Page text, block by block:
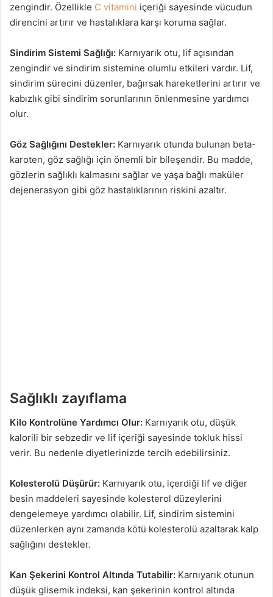
zengindir. Özellikle C vitamini içeriği sayesinde vücudun
direncini artırır ve hastalıklara karşı koruma sağlar.
Sindirim Sistemi Sağlığı: Karnıyarık otu, lif açısından
zengindir ve sindirim sistemine olumlu etkileri vardır. Lif,
sindirim sürecini düzenler, bağırsak hareketlerini artırır ve
kabızlık gibi sindirim sorunlarının önlenmesine yardımcı
olur.
Göz Sağlığını Destekler: Karnıyarık otunda bulunan beta-
karoten, göz sağlığı için önemli bir bileşendir. Bu madde,
gözlerin sağlıklı kalmasını sağlar ve yaşa bağlı maküler
dejenerasyon gibi göz hastalıklarının riskini azaltır.
Sağlıklı zayıflama
Kilo Kontrolüne Yardımcı Olur: Karnıyarık otu, düşük
kalorili bir sebzedir ve lif içeriği sayesinde tokluk hissi
verir. Bu nedenle diyetlerinizde tercih edebilirsiniz.
Kolesterolü Düşürür: Karnıyarık otu, içerdiği lif ve diğer
besin maddeleri sayesinde kolesterol düzeylerini
dengelemeye yardımcı olabilir. Lif, sindirim sistemini
düzenlerken aynı zamanda kötü kolesterolü azaltarak kalp
sağlığını destekler.
Kan Şekerini Kontrol Altında Tutabilir: Karnıyarık otunun
düşük glisemik indeksi, kan şekerinin kontrol altında